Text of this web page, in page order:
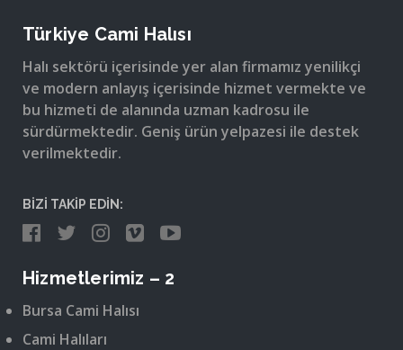
Türkiye Cami Halısı
Halı sektörü içerisinde yer alan firmamız yenilikçi
ve modern anlayış içerisinde hizmet vermekte ve
bu hizmeti de alanında uzman kadrosu ile
sürdürmektedir. Geniş ürün yelpazesi ile destek
verilmektedir.
BİZİ TAKİP EDİN:
Hizmetlerimiz – 2
Bursa Cami Halısı
Cami Halıları